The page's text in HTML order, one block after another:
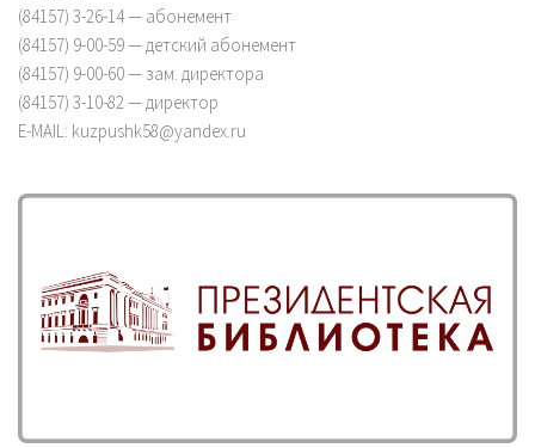
(84157) 3-26-14 — абонемент
(84157) 9-00-59 — детский абонемент
(84157) 9-00-60 — зам. директора
(84157) 3-10-82 — директор
E-MAIL: kuzpushk58@yandex.ru